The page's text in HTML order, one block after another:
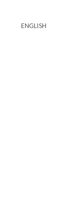
ENGLISH